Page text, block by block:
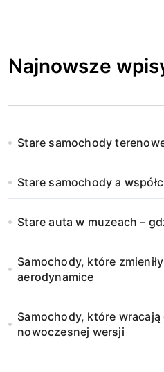
Najnowsze
Stare samochody
Stare samochody a
Stare auta w muzeach –
Samochody, które
aerodynamice
Samochody, które
nowoczesnej wersji